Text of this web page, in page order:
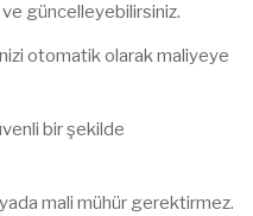
güncelleyebilirsiniz.
otomatik olarak maliyeye
bir şekilde
mali mühür gerektirmez.